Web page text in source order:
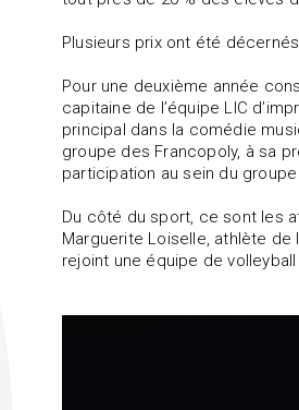
Plusieurs prix ont été
Pour une deuxième année
capitaine de l’équipe LIC
principal dans la comédie
groupe des Francopoly, à sa
participation au sein du
Du côté du sport, ce sont les
Marguerite Loiselle, athlète de
rejoint une équipe de